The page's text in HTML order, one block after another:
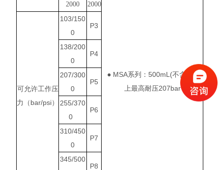
●MSA系列：500mL(不含）以
上最高耐压207bar
2000 2000
可允许工作压
力（bar/psi）
103/150
0
P3
138/200
0
P4
207/300
0
P5
255/370
0
P6
310/450
0
P7
345/500
P8